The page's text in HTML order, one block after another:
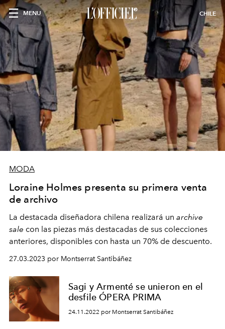
MENU CHILE
MODA
Loraine Holmes presenta su primera venta
de archivo
La destacada diseñadora chilena realizará un archive
sale con las piezas más destacadas de sus colecciones
anteriores, disponibles con hasta un 70% de descuento.
27.03.2023 por Montserrat Santibáñez
Sagi y Armenté se unieron en el
desfile ÓPERA PRIMA
24.11.2022 por Montserrat Santibáñez